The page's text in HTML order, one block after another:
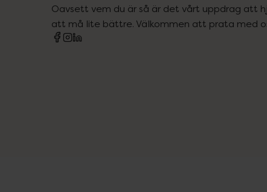
Oavsett vem du är så är det vårt uppdrag att
att må lite bättre. Välkommen att prata med